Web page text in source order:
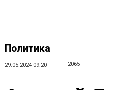
Политика
29.05.2024 09:20 2065